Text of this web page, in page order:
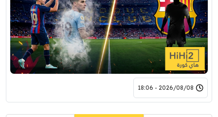
2026/08/08 - 18:06